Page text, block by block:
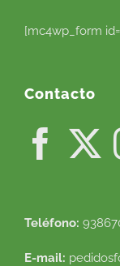
[mc4wp_form
Contacto
Teléfono:
E-mail: